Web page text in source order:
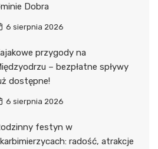
Dobra
6 sierpnia 2026
przygody na
– bezpłatne spływy
dostępne!
6 sierpnia 2026
festyn w
radość, atrakcje